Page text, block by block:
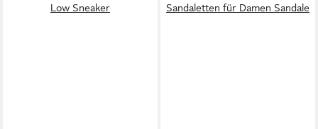
Low Sneaker
Sandaletten für Damen Sandale